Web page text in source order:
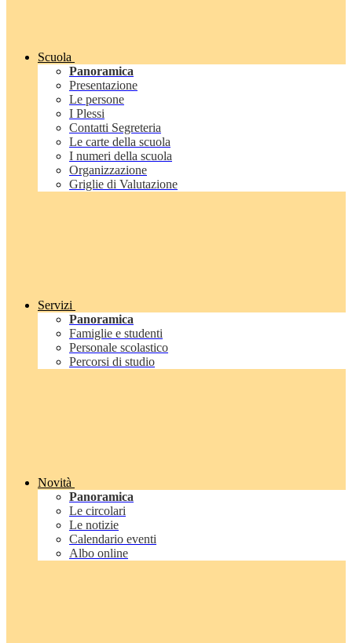
Scuola
Panoramica
Presentazione
Le persone
I Plessi
Contatti Segreteria
Le carte della scuola
I numeri della scuola
Organizzazione
Griglie di Valutazione
Servizi
Panoramica
Famiglie e studenti
Personale scolastico
Percorsi di studio
Novità
Panoramica
Le circolari
Le notizie
Calendario eventi
Albo online